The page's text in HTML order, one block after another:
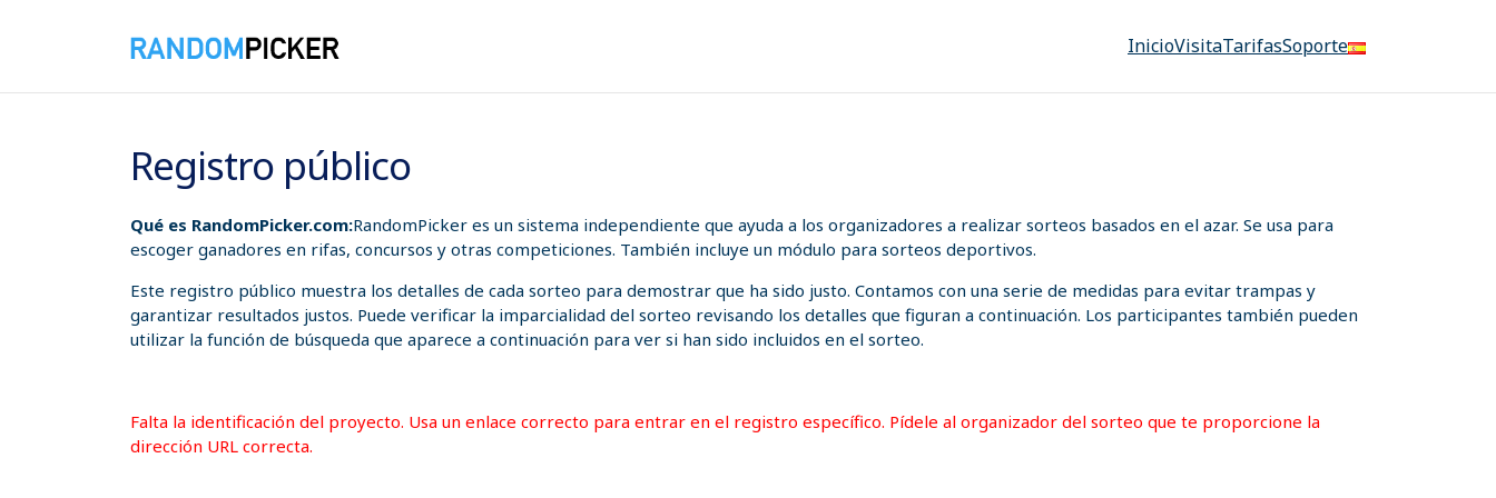
InicioVisitaTarifasSoporte
Registro público
Qué es RandomPicker.com:RandomPicker es un sistema independiente que ayuda a los organizadores a realizar sorteos basados en el azar. Se usa para
escoger ganadores en rifas, concursos y otras competiciones. También incluye un módulo para sorteos deportivos.
Este registro público muestra los detalles de cada sorteo para demostrar que ha sido justo. Contamos con una serie de medidas para evitar trampas y
garantizar resultados justos. Puede verificar la imparcialidad del sorteo revisando los detalles que figuran a continuación. Los participantes también pueden
utilizar la función de búsqueda que aparece a continuación para ver si han sido incluidos en el sorteo.
Falta la identificación del proyecto. Usa un enlace correcto para entrar en el registro específico. Pídele al organizador del sorteo que te proporcione la
dirección URL correcta.